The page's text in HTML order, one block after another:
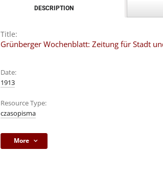
DESCRIPTION
Title:
Grünberger Wochenblatt: Zeitung für Stadt
Date:
1913
Resource Type:
czasopisma
More